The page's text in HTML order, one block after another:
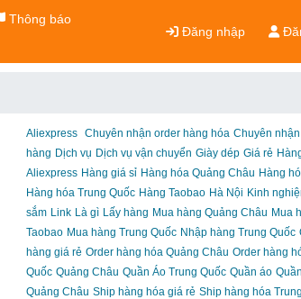
Thông báo
Đăng nhập
Aliexpress Chuyên nhận order hàng hóa Chuyên
hàng Dịch vụ Dịch vụ vận chuyển Giày dép Giá rẻ
Aliexpress Hàng giá sỉ Hàng hóa Quảng Châu Hàng
Hàng hóa Trung Quốc Hàng Taobao Hà Nội Kinh
sắm Link Là gì Lấy hàng Mua hàng Quảng Châu Mua
Taobao Mua hàng Trung Quốc Nhập hàng Trung Quốc
hàng giá rẻ Order hàng hóa Quảng Châu Order hàng
Quốc Quảng Châu Quần Áo Trung Quốc Quần áo
Quảng Châu Ship hàng hóa giá rẻ Ship hàng hóa